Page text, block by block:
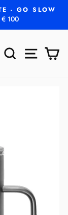
- GO SLOW
100
SUCHE